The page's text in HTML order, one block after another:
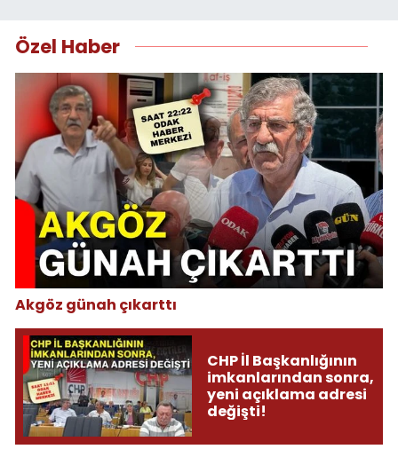
Özel Haber
Akgöz günah çıkarttı
CHP İl Başkanlığının
imkanlarından sonra,
yeni açıklama adresi
değişti!